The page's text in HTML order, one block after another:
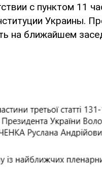
с пунктом 11
Украины.
на ближайшем